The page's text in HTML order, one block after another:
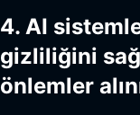
4. AI
gizliliğini
önlemler